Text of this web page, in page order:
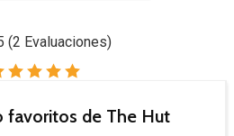
(2 Evaluaciones)
favoritos de The Hut